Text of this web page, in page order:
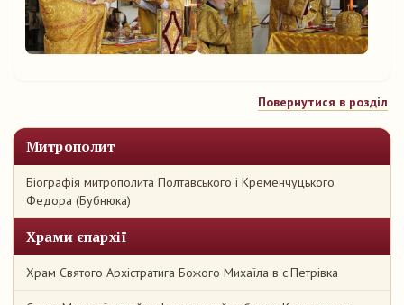
Митрополит
Біографія митрополита Полтавського і Кременчуцького
Федора (Бубнюка)
Храми єпархії
Храм Святого Архістратига Божого Михаїла в с.Петрівка
Повернутися в розділ